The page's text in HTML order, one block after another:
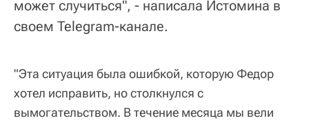
может случиться", - написала Истомина в
своем Telegram-канале.
"Эта ситуация была ошибкой, которую Федор
хотел исправить, но столкнулся с
вымогательством. В течение месяца мы вели